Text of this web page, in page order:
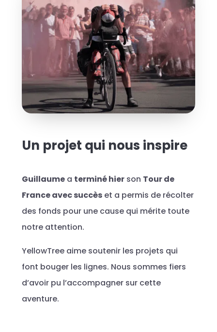
Un projet qui nous inspire
Guillaumea terminé hierson Tour de
France avec succèset a permis de récolter
des fonds pour une cause qui mérite toute
notre attention.
YellowTree aime soutenir les projets qui
font bouger les lignes. Nous sommes fiers
d’avoir pu l’accompagner sur cette
aventure.